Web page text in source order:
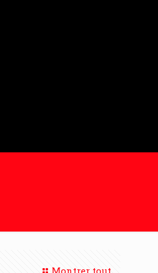
Montrer tout